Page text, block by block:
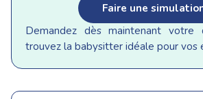
Faire une
Demandez dès maintenant
trouvez la babysitter idéale pour vos